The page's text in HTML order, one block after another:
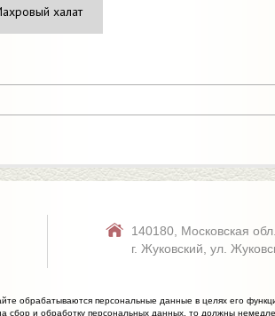
халат
140180, Московская обл.,
г. Жуковский, ул.
обрабатываются персональные данные в целях его
сбор и обработку персональных данных, то должны